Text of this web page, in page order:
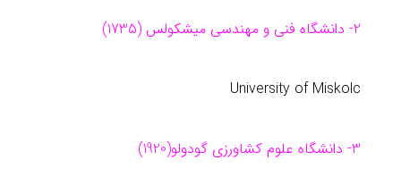
2- دانشگاه فنی و مهندسی میشكولس (1735)
University of Miskolc
3- دانشگاه علوم كشاورزی گودولو(1920)